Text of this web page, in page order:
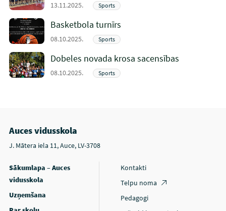
13.11.2025. Sports
Basketbola turnīrs
08.10.2025. Sports
Dobeles novada krosa sacensības
08.10.2025. Sports
Auces vidusskola
J. Mātera iela 11, Auce, LV-3708
Sākumlapa – Auces
vidusskola
Uzņemšana
Kontakti
Telpu noma
Pedagogi